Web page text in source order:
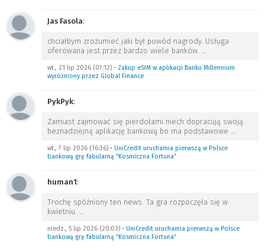
Jas Fasola:
chciałbym zrozumieć jaki był powód nagrody. Usługa
oferowana jest przez bardzo wiele banków. …
wt., 21 lip 2026 (07:12) • Zakup eSIM w aplikacji Banku Millennium
wyróżniony przez Global Finance
PykPyk:
Zamiast zajmować się pierdołami niech dopracują swoją
beznadziejną aplikację bankową bo ma podstawowe …
wt., 7 lip 2026 (16:36) • UniCredit uruchamia pierwszą w Polsce
bankową grę fabularną “Kosmiczna Fortuna”
human1:
Trochę spóźniony ten news. Ta gra rozpoczęła się w
kwietniu. …
niedz., 5 lip 2026 (20:03) • UniCredit uruchamia pierwszą w Polsce
bankową grę fabularną “Kosmiczna Fortuna”